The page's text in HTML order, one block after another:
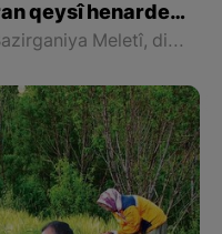
qeysî henarde
Li gor dane û amarên Borsa Bazirganiya Meletî, di asta Yekitiya Ewrupayê de, berhemên qeysî yên Meletiyê bi belgeya amajeya erdnîgarî ve dahata wê ya henarde kirinê zêde bûye.